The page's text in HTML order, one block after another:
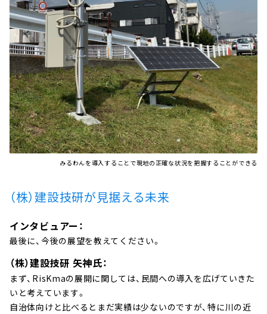
みるわんを導入することで現地の正確な状況を把握することができる
（株）建設技研が見据える未来
インタビュアー：
最後に、今後の展望を教えてください。
（株）建設技研 矢神氏：
まず、RisKmaの展開に関しては、民間への導入を広げていきた
いと考えています。
自治体向けと比べるとまだ実績は少ないのですが、特に川の近